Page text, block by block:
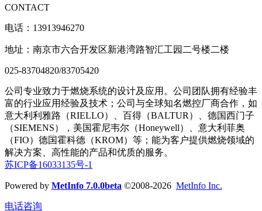
CONTACT
电话：13913946270
地址：南京市六合开发区新港湾路智汇工园二号楼二楼
025-83704820/83705420
公司专业致力于燃烧系统的设计及应用。公司团队拥有经验丰
富的行业应用经验及技术；公司与全球知名燃控厂商合作，如
意大利利雅路（RIELLO）、百得（BALTUR）、德国西门子
（SIEMENS），美国霍尼韦尔（Honeywell）、意大利菲奥
（FIO）德国霍科德（KROM）等；能为客户提供燃烧领域的
解决方案、高性能的产品和优质的服务。
苏ICP备16033135号-1
Powered by MetInfo 7.0.0beta ©2008-2026 MetInfo Inc.
电话咨询